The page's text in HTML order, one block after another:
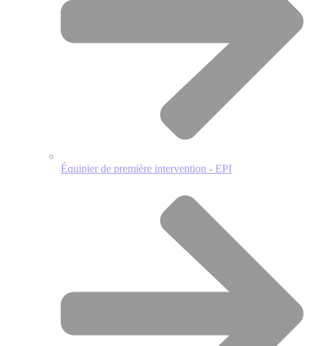
Équipier de première intervention - EPI